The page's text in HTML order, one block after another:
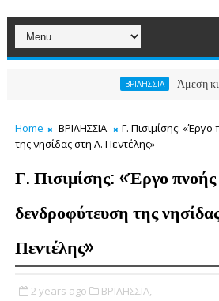
ΒΡΙΛΗΣΣΙΑ Άμεση
Home ΒΡΙΛΗΣΣΙΑ
Γ. Πισιμίσης:
της νησίδας στη Λ. Πεντέλης»
Γ. Πισιμίσης: «Έργο
δενδροφύτευση της
Πεντέλης»
2 years ago ΒΡΙΛΗΣΣΙΑ,